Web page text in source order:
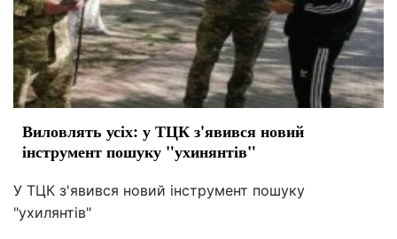
Виловлять усіх: у ТЦК з'явився новий
інструмент пошуку "ухинянтів"
У ТЦК з'явився новий інструмент пошуку
"ухилянтів"